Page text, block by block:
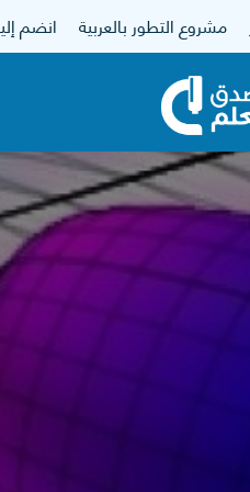
مشروع التطور بالعربية انضم